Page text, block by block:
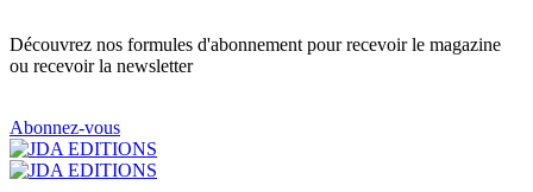
Découvrez nos formules d'abonnement pour recevoir le magazine
ou recevoir la newsletter
Abonnez-vous